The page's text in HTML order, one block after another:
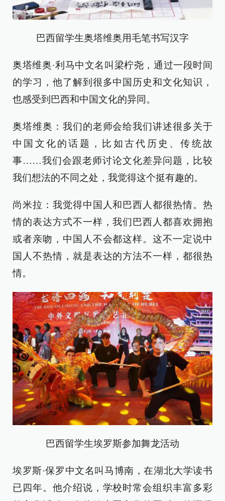
巴西留学生奥塔维奥用毛笔书写汉字
奥塔维奥·利马中文名叫梁柠尧，通过一段时间
的学习，他了解到很多中国历史和文化知识，
也感受到巴西和中国文化的异同。
奥塔维奥：我们的老师会给我们讲述很多关于
中国文化的话题，比如古代历史、传统故
事……我们会跟老师讨论文化差异问题，比较
我们想法的不同之处，我觉得这个挺有趣的。
尚米拉：我觉得中国人和巴西人都很热情。热
情的表达方式不一样，我们巴西人都喜欢拥抱
或者亲吻，中国人不会都这样。这不一定说中
国人不热情，就是表达的方法不一样，都很热
情。
巴西留学生埃罗斯参加舞龙活动
埃罗斯·保罗中文名叫马博南，在湖北大学读书
已四年。他介绍说，学校时常会组织丰富多彩